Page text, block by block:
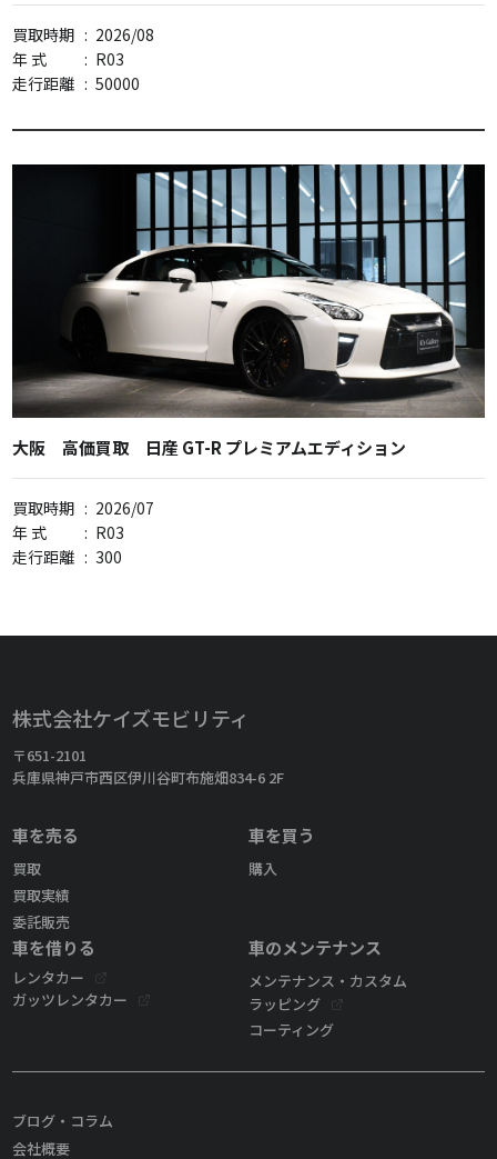
買取時期 : 2026/08
年 式
: R03
走行距離 : 50000
大阪 高価買取 日産 GT-R プレミアムエディション
買取時期 : 2026/07
年 式
: R03
走行距離 : 300
株式会社ケイズモビリティ
〒651-2101
兵庫県神戸市西区伊川谷町布施畑834-6 2F
車を売る
買取
買取実績
委託販売
車を買う
購入
車を借りる
レンタカー
ガッツレンタカー
車のメンテナンス
メンテナンス・カスタム
ラッピング
コーティング
ブログ・コラム
会社概要